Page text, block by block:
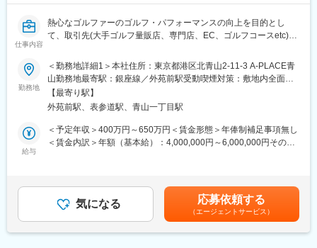
すい環境です。
変更の範囲：会社の定める業務
います。
目標は個人単位・店舗単位で設定されますが、いわゆるノルマで
■キャリアについて：
販売スタッフとして経験を積んだ後は、リーダー職や店舗責任者
など段階的にキャリアアップが可能です。
さらに、本社ポジションへの異動機会（バイヤー等）もあり、現
募制度もあり、自らチャレンジできる環境が整っています。
HILFIGER」を展開するグローバルアパレル企業です。世界40カ
国以上に事業を展開し、多くのスタッフが活躍しています。
日本国内においても複数ブランドを展開し、安定した成長を続け
ています。
仕事内容
熱心なゴルファーのゴルフ・パフォーマンスの向上を目的とし
て、取引先(大手ゴルフ量販店、専門店、EC、ゴルフコースetc)へ
に増員いたします。
主要エリア：関東、関西、札幌、福岡、仙台、東海、四国など
※ボール、クラブ、ギア、シューズ、グローブなどのカテゴリー、
エリアはその時の空き状況により変動いたします。
■概要：
タイトリスト/フットジョイ製品のセールス担当として、ゴルフ小
ルを選択し、弊社ブランドユーザーのスコアアップに貢献できる
ようサポートいただける方を求めています。
勤務地
＜勤務地詳細1＞本社住所：東京都港区北青山2-11-3 A-PLACE青
山勤務地最寄駅：銀座線／外苑前駅受動喫煙対策：敷地内全面禁
煙＜勤務地詳細2＞九州エリア（直行直帰）住所：自宅を拠点とし
た直行直帰スタイルとなります。 受動喫煙対策：敷地内全面禁煙
所：自宅を拠点とした直行直帰スタイルとなります。 受動喫煙対
策：敷地内全面禁煙変更の範囲：会社の定める事業所
【最寄り駅】
外苑前駅、表参道駅、青山一丁目駅
給与
＜予定年収＞400万円～650万円＜賃金形態＞年俸制補足事項無し
＜賃金内訳＞年額（基本給）：4,000,000円～6,000,000円その他
選考を通じて上下する可能性があります。月給(月額)は固定手当を
含めた表記です。
気になる 応募依頼する
（エージェントサービス）